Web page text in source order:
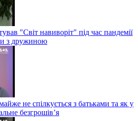
"Світ навиворіт" під час пандемії
з дружиною
не спілкується з батьками та як у
безгрошів’я